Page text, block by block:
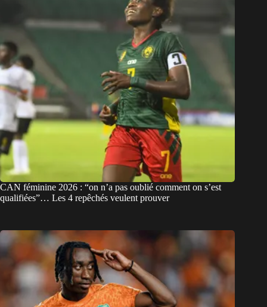
CAN féminine 2026 : “on n’a pas oublié comment on s’est
qualifiées”… Les 4 repêchés veulent prouver